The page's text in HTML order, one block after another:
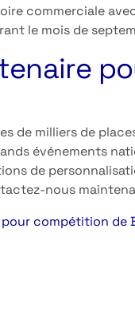
commerciale
le mois de
de milliers de
événements
de
nous
compétition de